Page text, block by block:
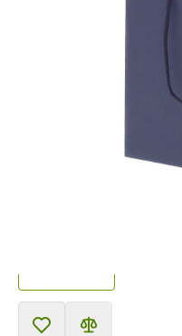
V82
zils, matēts papīrs